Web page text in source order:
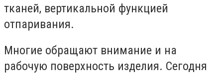
тканей, вертикальной функцией
отпаривания.
Многие обращают внимание и на
рабочую поверхность изделия. Сегодня